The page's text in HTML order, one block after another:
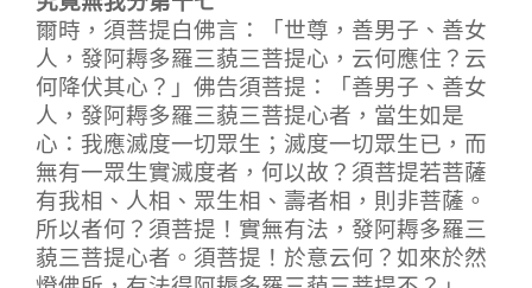
爾時，須菩提白佛言：「世尊，善男子、善女
人，發阿耨多羅三藐三菩提心，云何應住？云
何降伏其心？」佛告須菩提：「善男子、善女
人，發阿耨多羅三藐三菩提心者，當生如是
心：我應滅度一切眾生；滅度一切眾生已，而
無有一眾生實滅度者，何以故？須菩提若菩薩
有我相、人相、眾生相、壽者相，則非菩薩。
所以者何？須菩提！實無有法，發阿耨多羅三
藐三菩提心者。須菩提！於意云何？如來於然